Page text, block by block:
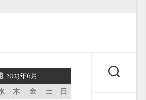
2023年6月
木 金 土
日